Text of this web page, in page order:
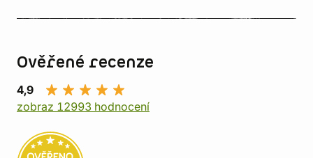
Ověřené recenze
4,9
zobraz 12993 hodnocení